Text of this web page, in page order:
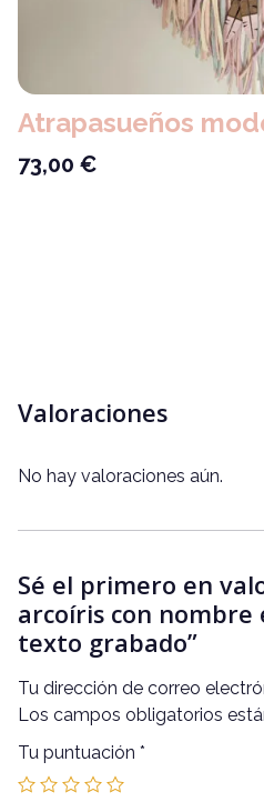
Atrapasueños
73,00 €
Valoraciones
No hay valoraciones aún.
Sé el primero en
arcoíris con
texto grabado”
Tu dirección de correo
Los campos obligatorios
Tu puntuación *